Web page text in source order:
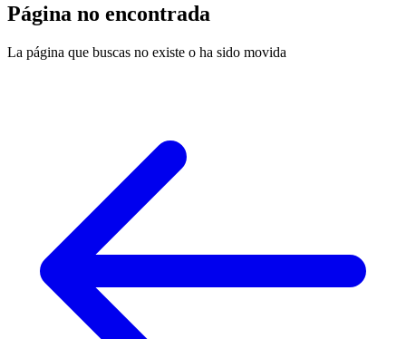
Página no encontrada
La página que buscas no existe o ha sido movida